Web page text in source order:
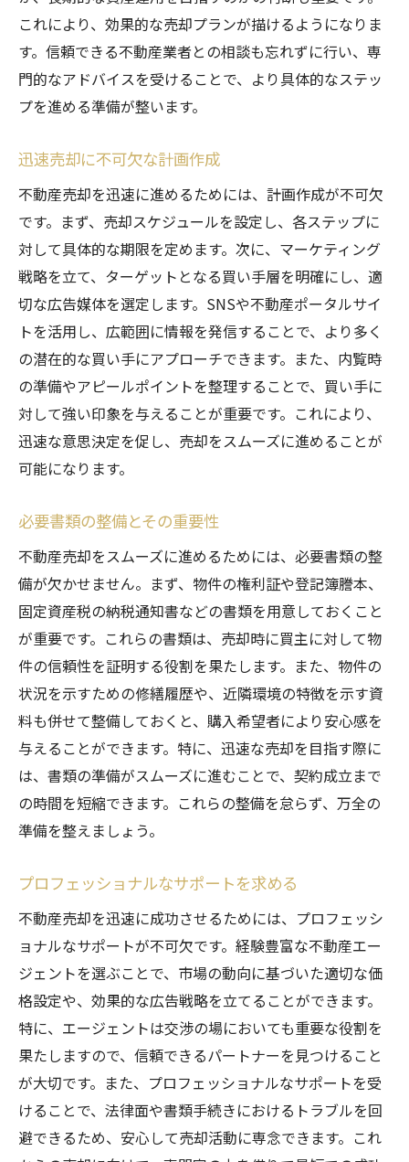
市場変動に対する柔軟な対応策
売却タイミングの予測と準備
SNSとポータルサイトを活用した効果的な集客
法
SNSでの物件情報拡散のポイント
ターゲット層に合ったSNS選定
SNS広告と自然投稿のバランス
集客効果を高めるコンテンツ作成
インタラクティブな顧客関与の促進
迅速かつ高額な不動産売却を実現する秘訣
価格設定と広告戦略の最適化
不動産の価値を引き出す演出法
売主としての魅力的なプレゼンテーション
交渉術の磨き方とその応用
売却後のフォローアップと関係構築
これにより、効果的な売却プランが描けるようになりま
す。信頼できる不動産業者との相談も忘れずに行い、専
門的なアドバイスを受けることで、より具体的なステッ
プを進める準備が整います。
迅速売却に不可欠な計画作成
不動産売却を迅速に進めるためには、計画作成が不可欠
です。まず、売却スケジュールを設定し、各ステップに
対して具体的な期限を定めます。次に、マーケティング
戦略を立て、ターゲットとなる買い手層を明確にし、適
切な広告媒体を選定します。SNSや不動産ポータルサイ
トを活用し、広範囲に情報を発信することで、より多く
の潜在的な買い手にアプローチできます。また、内覧時
の準備やアピールポイントを整理することで、買い手に
対して強い印象を与えることが重要です。これにより、
迅速な意思決定を促し、売却をスムーズに進めることが
可能になります。
必要書類の整備とその重要性
不動産売却をスムーズに進めるためには、必要書類の整
備が欠かせません。まず、物件の権利証や登記簿謄本、
固定資産税の納税通知書などの書類を用意しておくこと
が重要です。これらの書類は、売却時に買主に対して物
件の信頼性を証明する役割を果たします。また、物件の
状況を示すための修繕履歴や、近隣環境の特徴を示す資
料も併せて整備しておくと、購入希望者により安心感を
与えることができます。特に、迅速な売却を目指す際に
は、書類の準備がスムーズに進むことで、契約成立まで
の時間を短縮できます。これらの整備を怠らず、万全の
準備を整えましょう。
プロフェッショナルなサポートを求める
不動産売却を迅速に成功させるためには、プロフェッシ
ョナルなサポートが不可欠です。経験豊富な不動産エー
ジェントを選ぶことで、市場の動向に基づいた適切な価
格設定や、効果的な広告戦略を立てることができます。
特に、エージェントは交渉の場においても重要な役割を
果たしますので、信頼できるパートナーを見つけること
が大切です。また、プロフェッショナルなサポートを受
けることで、法律面や書類手続きにおけるトラブルを回
避できるため、安心して売却活動に専念できます。これ